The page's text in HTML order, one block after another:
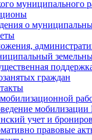
муниципального
о
граждан
учет и
правовые